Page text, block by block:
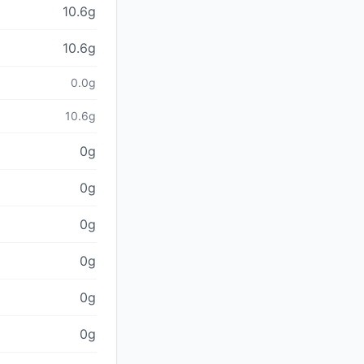
10.6g
10.6g
0.0g
10.6g
0g
0g
0g
0g
0g
0g